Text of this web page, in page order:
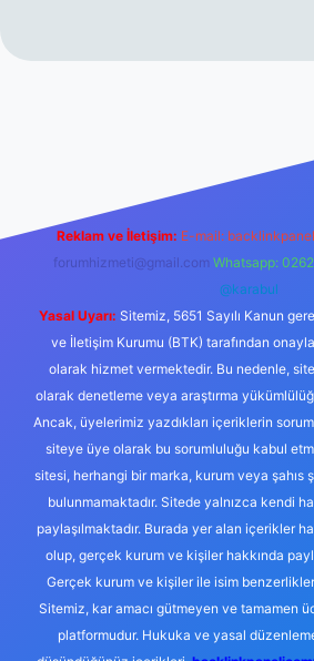
Reklam ve İletişim: E-mail:
forumhizmeti@gmail.com Whatsapp:
@karabul
Yasal Uyarı: Sitemiz, 5651 Sayılı Kanun
ve İletişim Kurumu (BTK) tarafından
olarak hizmet vermektedir. Bu nedenle,
olarak denetleme veya araştırma
Ancak, üyelerimiz yazdıkları içeriklerin
siteye üye olarak bu sorumluluğu kabul
sitesi, herhangi bir marka, kurum veya şahıs
bulunmamaktadır. Sitede yalnızca kendi
paylaşılmaktadır. Burada yer alan içerikler
olup, gerçek kurum ve kişiler hakkında
Gerçek kurum ve kişiler ile isim
Sitemiz, kar amacı gütmeyen ve tamamen
platformudur. Hukuka ve yasal